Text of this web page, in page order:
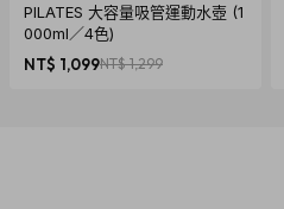
格內容物為主。
運送說明
PILATES 大容量吸管運動水壺 (1
000ml／4色)
NT$ 1,099NT$ 1,299